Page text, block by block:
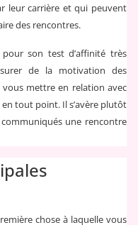
leur carrière et qui peuvent
des rencontres.
son test d’affinité très
de la motivation des
mettre en relation avec
tout point. Il s’avère plutôt
une rencontre
chose à laquelle vous